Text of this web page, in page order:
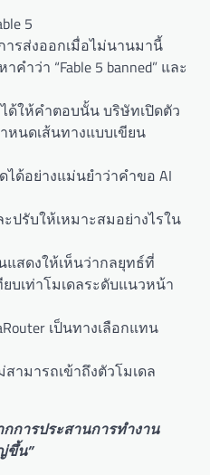
5
รส่งออกเมื่อไม่นานมานี้
ว่า “Fable 5 banned” และ
ได้ให้คำตอบนั้น บริษัทเปิดตัว
หนดเส้นทางแบบเขียน
ด้อย่างแม่นยำว่าคำขอ AI
ปรับให้เหมาะสมอย่างไรใน
แสดงให้เห็นว่ากลยุทธ์ที่
บเท่าโมเดลระดับแนวหน้า
เป็นทางเลือกแทน
ามารถเข้าถึงตัวโมเดล
การประสานการทำงาน
ขึ้น”